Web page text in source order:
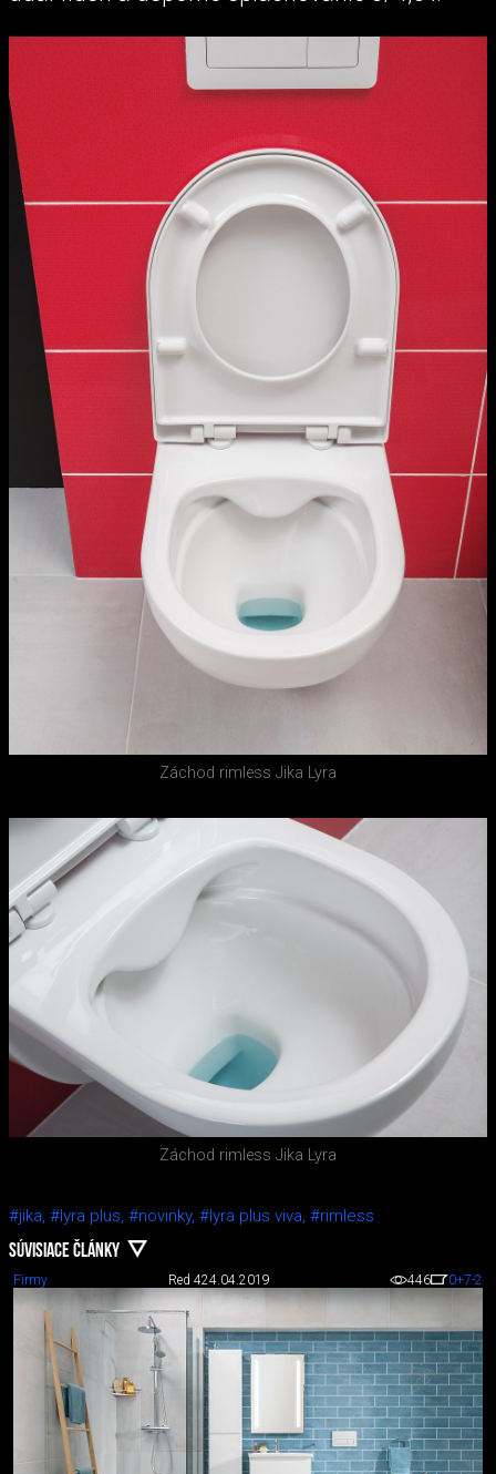
Záchod rimless Jika Lyra
Záchod rimless Jika Lyra
#jika, #lyra plus, #novinky, #lyra plus viva, #rimless
SÚVISIACE ČLÁNKY
Firmy Red 424.04.2019 446 0+7-2